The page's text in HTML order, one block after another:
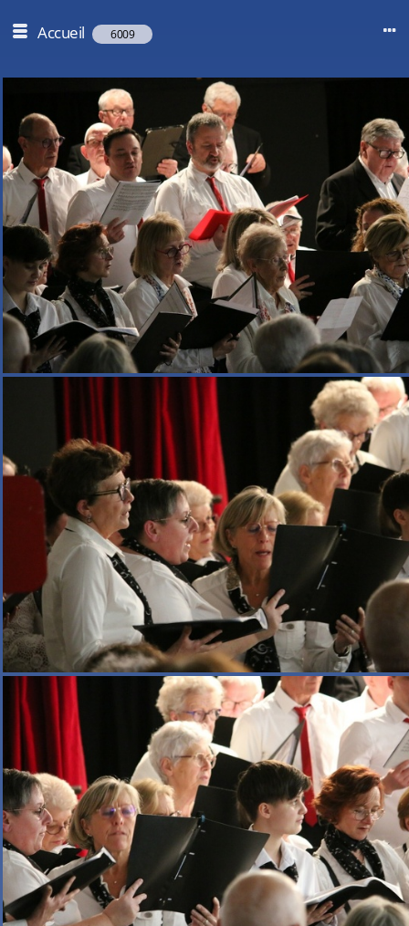
Accueil 6009